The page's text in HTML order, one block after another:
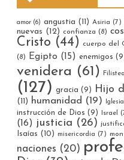
amor (6) angustia (11) Asiria (7)
nuevas (12) confianza (8)
Cristo (44) cuerpo del
(8) Egipto (15) enemigos
venidera (61) Filistea
(127) gracia (9) Hijo
(11)
humanidad (19) Iglesia
instrucción de Dios (9) Israel
(16) justicia (26)
Isaías (10) misericordia (7)
naciones (20)